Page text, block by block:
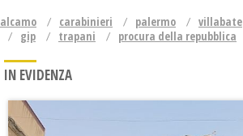
alcamo carabinieri palermo villabate
gip
trapani procura della repubblica
IN EVIDENZA